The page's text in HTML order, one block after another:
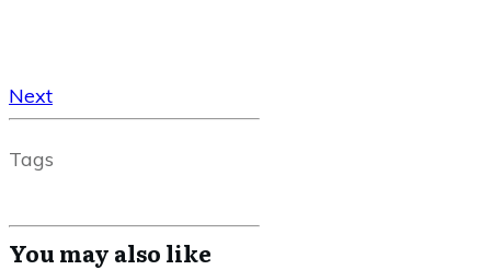
Next
Tags
You may also like